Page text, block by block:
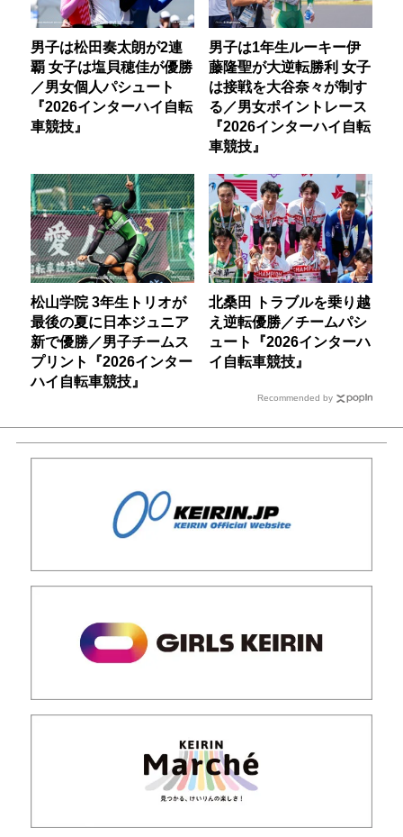
男子は松田奏太朗が2連
覇 女子は塩貝穂佳が優勝
／男女個人パシュート
『2026インターハイ自転
車競技』
男子は1年生ルーキー伊
藤隆聖が大逆転勝利 女子
は接戦を大谷奈々が制す
る／男女ポイントレース
『2026インターハイ自転
車競技』
松山学院 3年生トリオが
最後の夏に日本ジュニア
新で優勝／男子チームス
プリント『2026インター
ハイ自転車競技』
北桑田 トラブルを乗り越
え逆転優勝／チームパシ
ュート『2026インターハ
イ自転車競技』
Recommended by